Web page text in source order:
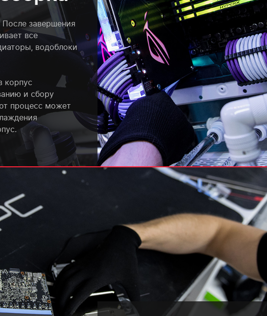
завершения
все
водоблоки
корпус
и сбору
процесс может